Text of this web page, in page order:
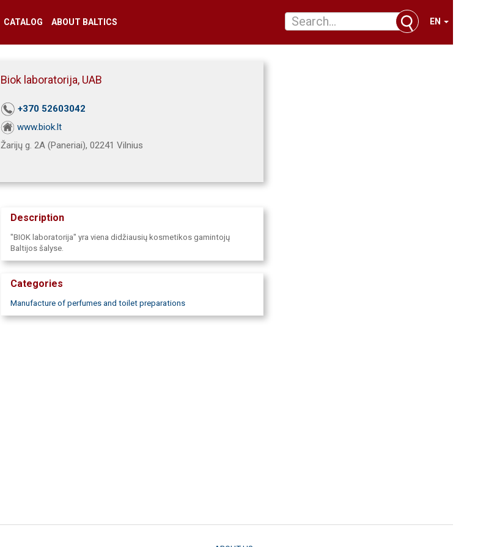
CATALOG ABOUT BALTICS EN
Biok laboratorija, UAB
+370 52603042
www.biok.lt
Žarijų g. 2A (Paneriai), 02241 Vilnius
Description
"BIOK laboratorija" yra viena didžiausių kosmetikos gamintojų
Baltijos šalyse.
Categories
Manufacture of perfumes and toilet preparations